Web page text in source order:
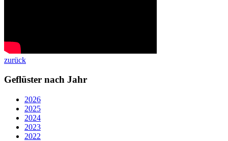
zurück
Geflüster nach Jahr
2026
2025
2024
2023
2022